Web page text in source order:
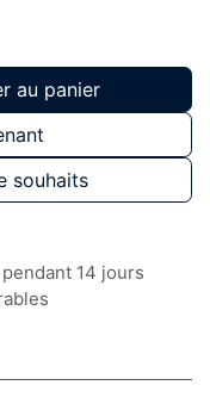
au panier
souhaits
14 jours